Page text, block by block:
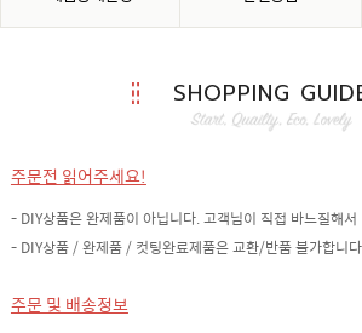
SHOPPING
주문전 읽어주세요!
- DIY상품은 완제품이 아닙니다. 고객님이 직접 바느질해
- DIY상품 / 완제품 / 컷팅완료제품은 교환/반품 불가합니
주문 및 배송정보